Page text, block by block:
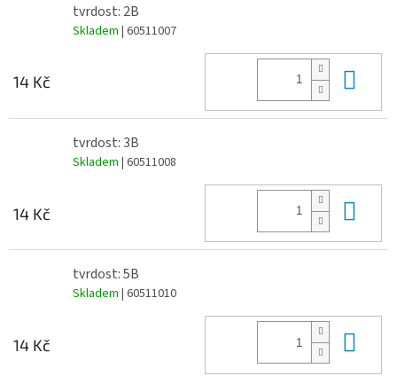
tvrdost: 2B
Skladem | 60511007
14 Kč
tvrdost: 3B
Skladem | 60511008
14 Kč
tvrdost: 5B
Skladem | 60511010
14 Kč